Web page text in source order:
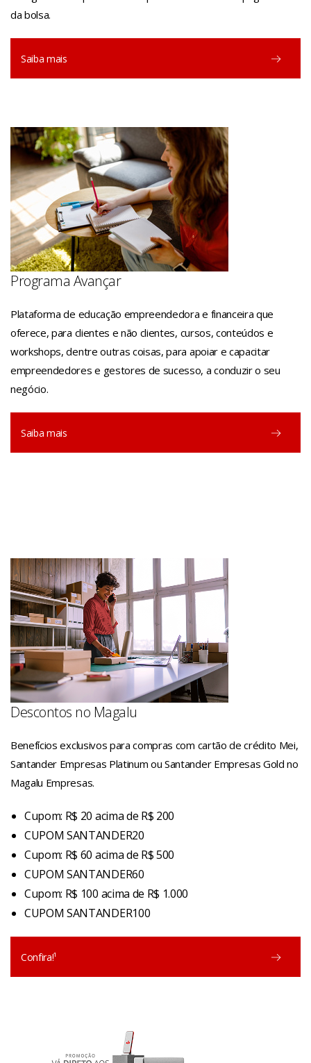
da bolsa.
Saiba mais
Programa Avançar
Plataforma de educação empreendedora e financeira que
oferece, para clientes e não clientes, cursos, conteúdos e
workshops, dentre outras coisas, para apoiar e capacitar
empreendedores e gestores de sucesso, a conduzir o seu
negócio.
Saiba mais
Descontos no Magalu
Benefícios exclusivos para compras com cartão de crédito Mei,
Santander Empresas Platinum ou Santander Empresas Gold no
Magalu Empresas.
Cupom: R$ 20 acima de R$ 200
CUPOM SANTANDER20
Cupom: R$ 60 acima de R$ 500
CUPOM SANTANDER60
Cupom: R$ 100 acima de R$ 1.000
CUPOM SANTANDER100
Confira!¹